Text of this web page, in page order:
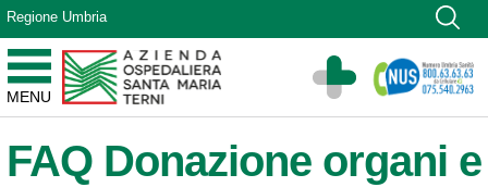
Vai ai contenuti
Vai al menu di navigazione
Vai al footer
Regione Umbria
MENU
Azienda Ospedaliera Santa Maria di Terni
Sito Istituzionale
FAQ Donazione organi e